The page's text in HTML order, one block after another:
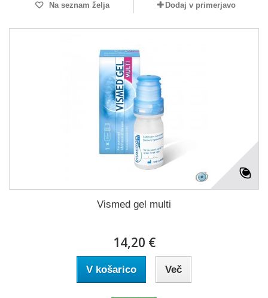
Na seznam želja Dodaj v primerjavo
Vismed gel multi
14,20 €
V košarico Več